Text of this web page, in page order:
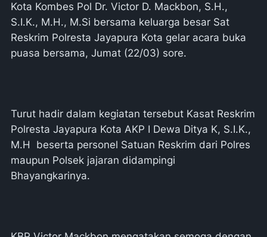
Kota Kombes Pol Dr. Victor D. Mackbon, S.H.,
S.I.K., M.H., M.Si bersama keluarga besar Sat
Reskrim Polresta Jayapura Kota gelar acara buka
puasa bersama, Jumat (22/03) sore.
Turut hadir dalam kegiatan tersebut Kasat Reskrim
Polresta Jayapura Kota AKP I Dewa Ditya K, S.I.K.,
M.H beserta personel Satuan Reskrim dari Polres
maupun Polsek jajaran didampingi
Bhayangkarinya.